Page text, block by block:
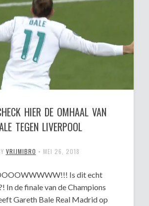
HIER DE OMHAAL VAN
TEGEN LIVERPOOL
VRIJMIBRO • MEI 26, 2018
Is dit echt
In de finale van de Champions
Gareth Bale Real Madrid op